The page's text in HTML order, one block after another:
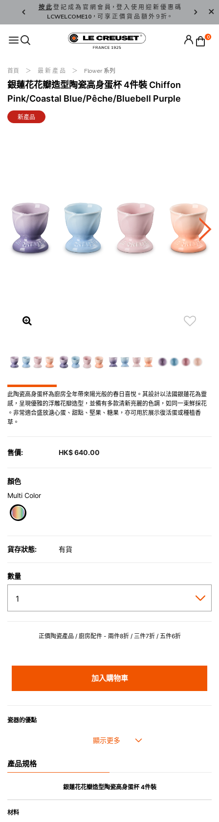
按 此登 記 成 為 官 網 會 員，登 入 使 用 迎 新 優 惠 碼
LCWELCOME10，可 享 正 價 貨 品 額 外 9 折。
香 港 / 澳
0
首頁 最 新 產 品 Flower 系列
銀蓮花花瓣造型陶瓷高身蛋杯 4件裝 Chiffon
Pink/Coastal Blue/Pêche/Bluebell Purple
新產品
此陶瓷高身蛋杯為廚房全年帶來陽光般的春日喜悅。其設計以法國銀蓮花為靈
感，呈現優雅的浮雕花瓣造型，並備有多款清新亮麗的色調，如同一束鮮採花
。非常適合盛放溏心蛋、甜點、堅果、糖果，亦可用於展示復活蛋或種植香
草。
售價: HK$ 640.00
顏色
Multi Color
貨存狀態: 有貨
數量
正價陶瓷產品 / 廚房配件 - 兩件8折 / 三件7折 / 五件6折
加入購物車
瓷器的優點
• 耐熱性極佳，適用於微波爐，也可放入焗爐，耐熱程度高達260℃。
• 可用於洗碗機。
• 合乎食用安全的塗層表面，幾乎不黏，食物容易脫落，清洗方便。
*不可直接用於熱源上
產品規格
銀蓮花花瓣造型陶瓷高身蛋杯 4件裝
材料